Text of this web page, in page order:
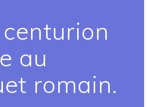
au
romain.